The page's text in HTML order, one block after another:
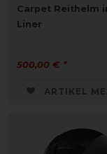
Carpet Reithelm
Liner
500,00 € *
ARTIKEL